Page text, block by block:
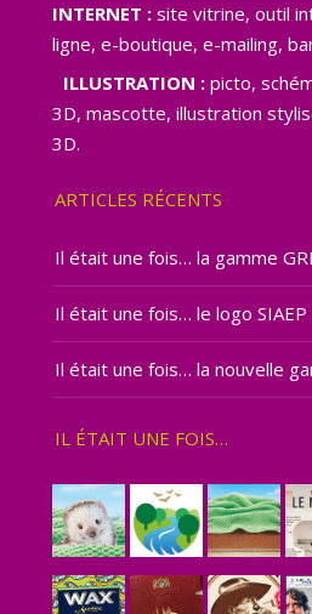
INTERNET :site vitrine, outil
ligne, e-boutique, e-mailing,
ILLUSTRATION :picto,
3D, mascotte, illustration
3D.
ARTICLES RÉCENTS
Il était une fois… la gamme
Il était une fois… le logo SIAEP
Il était une fois… la nouvelle
IL ÉTAIT UNE FOIS…